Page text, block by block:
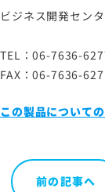
ビジネス開発セン
TEL：06-7636-
FAX：06-7636-
この製品について
前の記事へ